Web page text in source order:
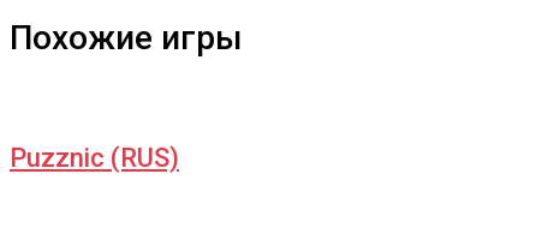
Похожие игры
Puzznic (RUS)